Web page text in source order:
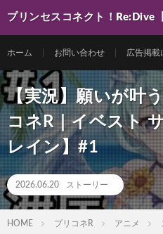
プリンセスコネクト！Re:Dive
ホーム お問い合わせ 広告掲載
【実況】願いが叶
コネR｜イベスト
レイン】#1
2026.06.20 ストーリー
HOME プリコネR アニメ